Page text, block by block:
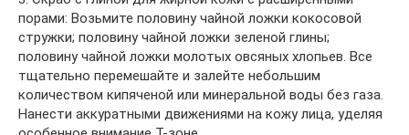
порами: Возьмите половину чайной ложки кокосовой
стружки; половину чайной ложки зеленой глины;
половину чайной ложки молотых овсяных хлопьев. Все
тщательно перемешайте и залейте небольшим
количеством кипяченой или минеральной воды без газа.
Нанести аккуратными движениями на кожу лица, уделяя